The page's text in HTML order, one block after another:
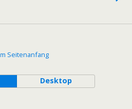
Seitenanfang
Desktop